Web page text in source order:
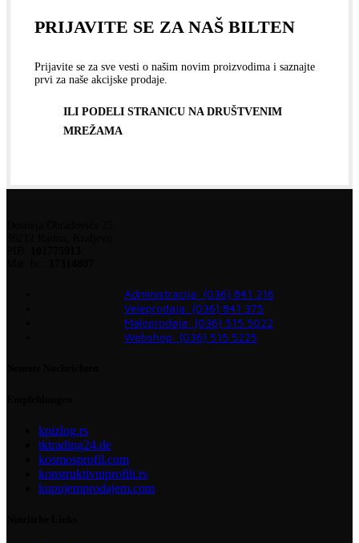
PRIJAVITE SE ZA NAŠ BILTEN
Prijavite se za sve vesti o našim novim proizvodima i saznajte
prvi za naše akcijske prodaje.
ILI PODELI STRANICU NA DRUŠTVENIM
MREŽAMA
Administracija: (036) 841 216
Veleprodaja: (036) 841 375
Maloprodaja: (036) 515 5022
Webshop: (036) 515 5225
kpizlog.rs
tktrading24.de
kosmosprofil.com
konstruktivniprofili.rs
kupujemprodajem.com